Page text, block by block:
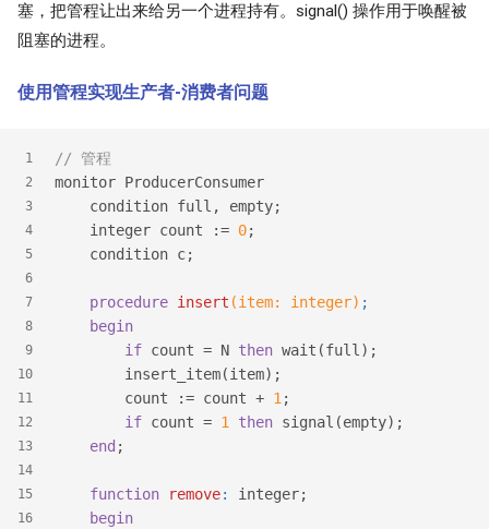
塞，把管程让出来给另一个进程持有。signal() 操作用于唤醒被
阻塞的进程。
使用管程实现生产者-消费者问题
1
2
3
4
5
6
7
8
9
10
11
12
13
14
15
16
// 管程
monitor ProducerConsumer
    condition full, empty;
    integer count :=
0;
    condition c;
procedure insert (item: integer) ;
begin
if count = N then wait(full);
        insert_item(item);
        count := count +
1 ;
if count = 1 then signal(empty);
end ;
function remove:
integer;
begin